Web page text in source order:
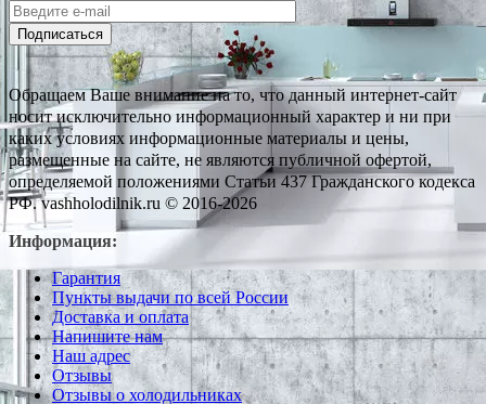
Подписаться
Обращаем Ваше внимание на то, что данный интернет-сайт
носит исключительно информационный характер и ни при
каких условиях информационные материалы и цены,
размещенные на сайте, не являются публичной офертой,
определяемой положениями Статьи 437 Гражданского кодекса
РФ. vashholodilnik.ru © 2016-2026
Информация:
Гарантия
Пункты выдачи по всей России
Доставка и оплата
Напишите нам
Наш адрес
Отзывы
Отзывы о холодильниках